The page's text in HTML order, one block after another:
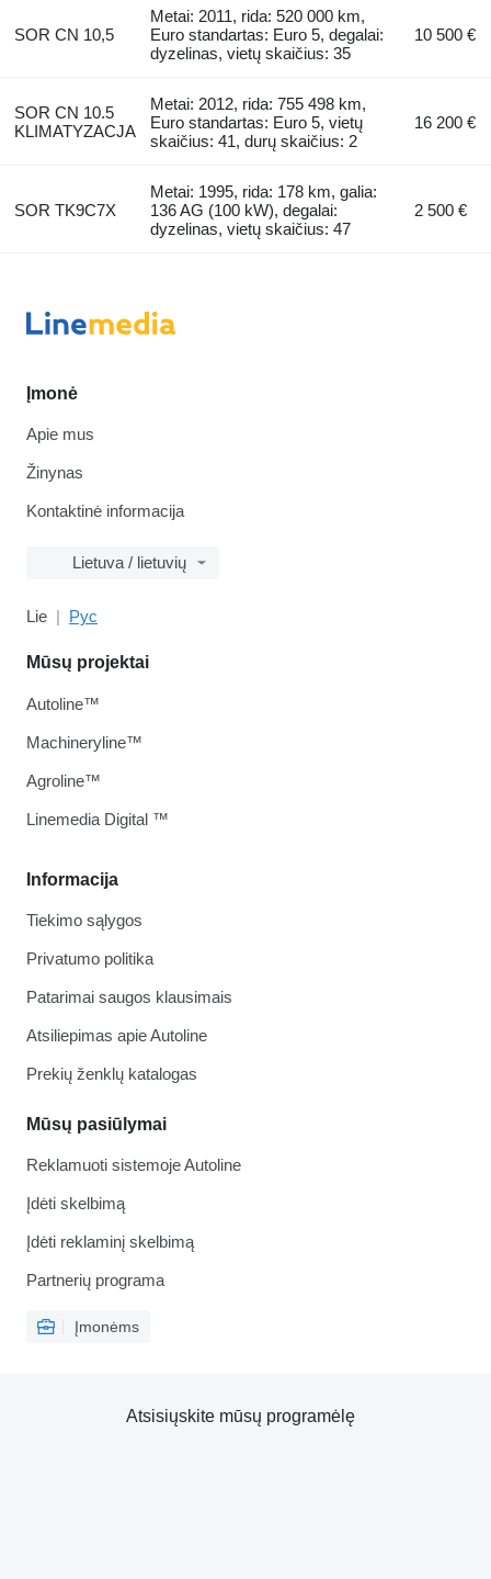
SOR CN 10,5
Metai: 2011, rida: 520 000 km,
Euro standartas: Euro 5, degalai:
dyzelinas, vietų skaičius: 35
10 500 €
SOR CN 10.5
KLIMATYZACJA
Metai: 2012, rida: 755 498 km,
Euro standartas: Euro 5, vietų
skaičius: 41, durų skaičius: 2
16 200 €
SOR TK9C7X
Metai: 1995, rida: 178 km, galia:
136 AG (100 kW), degalai:
dyzelinas, vietų skaičius: 47
2 500 €
Įmonė
Apie mus
Žinynas
Kontaktinė informacija
Lietuva / lietuvių
Lie Рус
Informacija
Tiekimo sąlygos
Privatumo politika
Patarimai saugos klausimais
Atsiliepimas apie Autoline
Prekių ženklų katalogas
Mūsų pasiūlymai
Reklamuoti sistemoje Autoline
Įdėti skelbimą
Įdėti reklaminį skelbimą
Partnerių programa
Įmonėms
Mūsų projektai
Autoline™
Machineryline™
Agroline™
Linemedia Digital ™
Atsisiųskite mūsų programėlę